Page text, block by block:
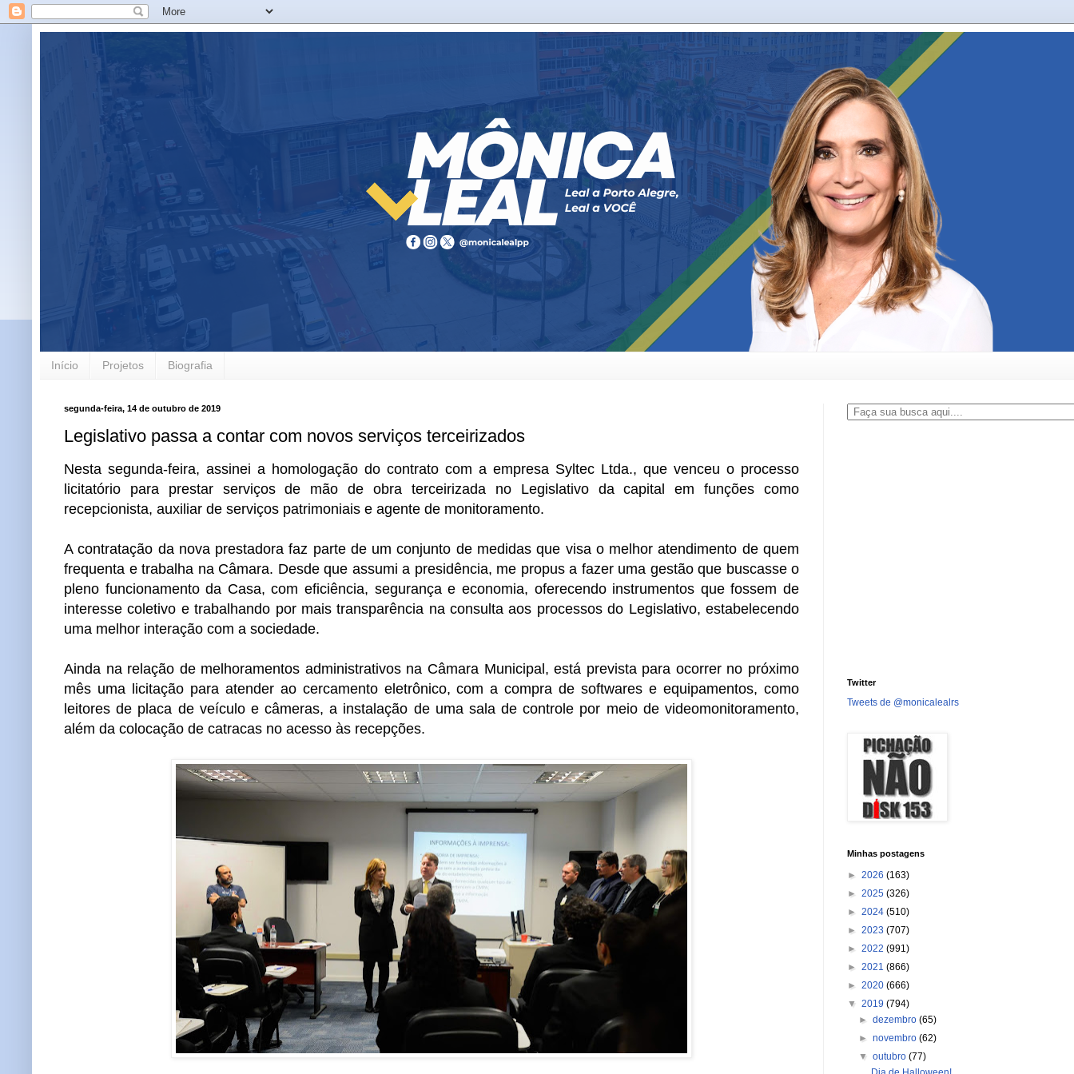
Início Projetos Biografia
segunda-feira, 14 de outubro de 2019
Legislativo passa a contar com novos serviços terceirizados
Nesta segunda-feira, assinei a homologação do contrato com a empresa Syltec Ltda., que venceu o processo
licitatório para prestar serviços de mão de obra terceirizada no Legislativo da capital em funções como
recepcionista, auxiliar de serviços patrimoniais e agente de monitoramento.
A contratação da nova prestadora faz parte de um conjunto de medidas que visa o melhor atendimento de quem
frequenta e trabalha na Câmara. Desde que assumi a presidência, me propus a fazer uma gestão que buscasse o
pleno funcionamento da Casa, com eficiência, segurança e economia, oferecendo instrumentos que fossem de
interesse coletivo e trabalhando por mais transparência na consulta aos processos do Legislativo, estabelecendo
uma melhor interação com a sociedade.
Ainda na relação de melhoramentos administrativos na Câmara Municipal, está prevista para ocorrer no próximo
mês uma licitação para atender ao cercamento eletrônico, com a compra de softwares e equipamentos, como
leitores de placa de veículo e câmeras, a instalação de uma sala de controle por meio de videomonitoramento,
além da colocação de catracas no acesso às recepções.
Twitter
Tweets de @monicalealrs
Minhas postagens
► 2026 (163)
► 2025 (326)
► 2024 (510)
► 2023 (707)
► 2022 (991)
► 2021 (866)
► 2020 (666)
▼ 2019 (794)
►dezembro(65)
►novembro(62)
▼outubro(77)